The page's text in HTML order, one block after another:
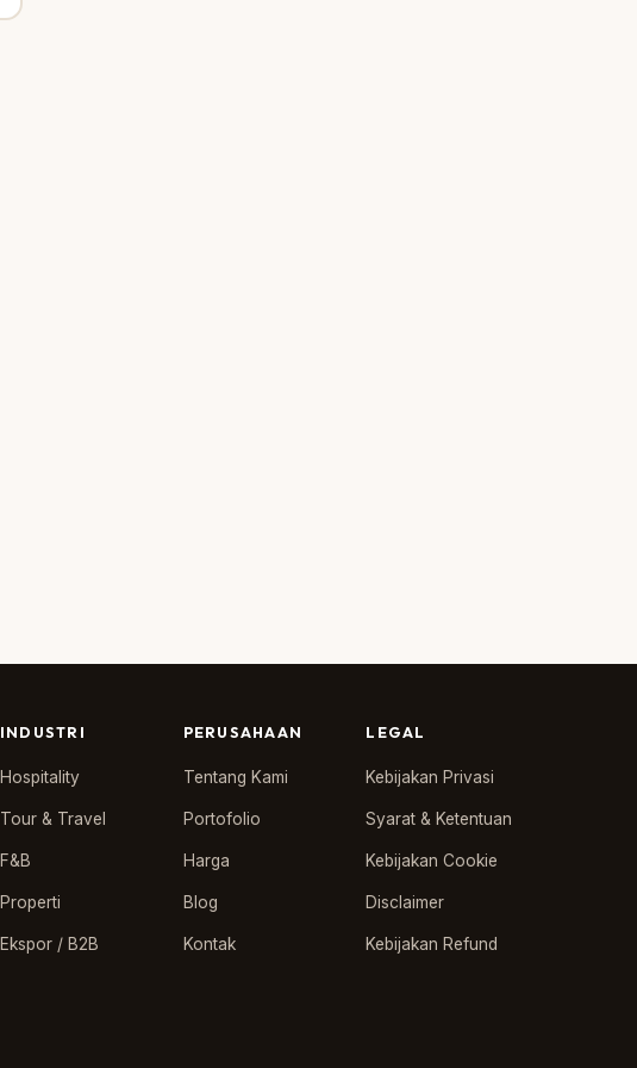
INDUSTRI
Hospitality
Tour & Travel
F&B
Properti
Ekspor / B2B
PERUSAHAAN
Tentang Kami
Portofolio
Harga
Blog
Kontak
LEGAL
Kebijakan Privasi
Syarat & Ketentuan
Kebijakan Cookie
Disclaimer
Kebijakan Refund